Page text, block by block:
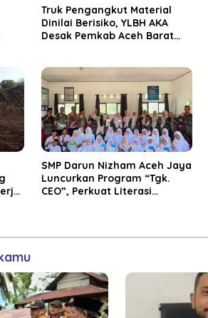
Truk Pengangkut Material
Dinilai Berisiko, YLBH AKA
Desak Pemkab Aceh Barat
SMP Darun Nizham Aceh Jaya
Luncurkan Program “Tgk.
CEO”, Perkuat Literasi